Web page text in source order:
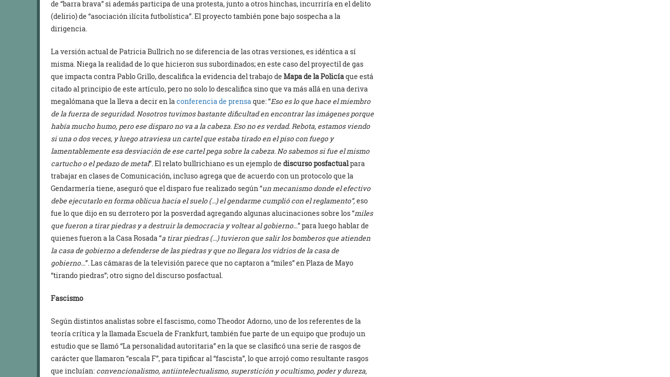
de “barra brava” si además participa de una protesta, junto a otros hinchas, incurriría en el delito
(delirio) de “asociación ilícita futbolística”. El proyecto también pone bajo sospecha a la
dirigencia.
La versión actual de Patricia Bullrich no se diferencia de las otras versiones, es idéntica a sí
misma. Niega la realidad de lo que hicieron sus subordinados; en este caso del proyectil de gas
que impacta contra Pablo Grillo, descalifica la evidencia del trabajo de Mapa de la Policíaque está
citado al principio de este artículo, pero no solo lo descalifica sino que va más allá en una deriva
megalómana que la lleva a decir en laconferencia de prensaque: “Eso es lo que hace el miembro
de la fuerza de seguridad. Nosotros tuvimos bastante dificultad en encontrar las imágenes porque
había mucho humo, pero ese disparo no va a la cabeza. Eso no es verdad. Rebota, estamos viendo
si una o dos veces, y luego atraviesa un cartel que estaba tirado en el piso con fuego y
lamentablemente esa desviación de ese cartel pega sobre la cabeza. No sabemos si fue el mismo
cartucho o el pedazo de metal”. El relato bullrichiano es un ejemplo de discurso posfactualpara
trabajar en clases de Comunicación, incluso agrega que de acuerdo con un protocolo que la
Gendarmería tiene, aseguró que el disparo fue realizado según “un mecanismodonde el efectivo
debe ejecutarlo en forma oblicua hacia el suelo(…) el gendarme cumplió con el reglamento”,eso
fue lo que dijo en su derrotero por la posverdad agregando algunas alucinaciones sobre los “miles
que fueron a tirar piedras y a destruir la democracia y voltear al gobierno…” para luego hablar de
quienes fueron a la Casa Rosada “a tirar piedras (…) tuvieron que salir los bomberos que atienden
la casa de gobierno a defenderse de las piedras y que no llegara los vidrios de la casa de
gobierno…”. Las cámaras de la televisión parece que no captaron a “miles” en Plaza de Mayo
“tirando piedras”; otro signo del discurso posfactual.
Fascismo
Según distintos analistas sobre el fascismo, como Theodor Adorno, uno de los referentes de la
teoría crítica y la llamada Escuela de Frankfurt, también fue parte de un equipo que produjo un
estudio que se llamó “La personalidad autoritaria” en la que se clasificó una serie de rasgos de
carácter que llamaron “escala F”, para tipificar al “fascista”, lo que arrojó como resultante rasgos
que incluían: convencionalismo, antiintelectualismo, superstición y ocultismo, poder y dureza,